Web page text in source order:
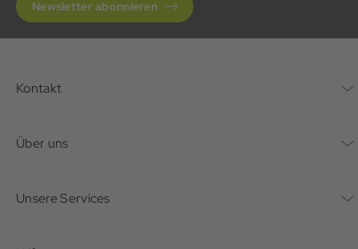
Newsletter abonnieren
Kontakt
Über uns
Unsere Services